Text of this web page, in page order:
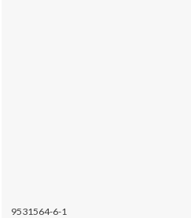
9531564-6-1